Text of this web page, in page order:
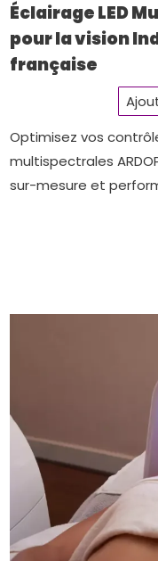
Éclairage LED
pour la vision
française
Optimisez vos
multispectrales
sur-mesure et